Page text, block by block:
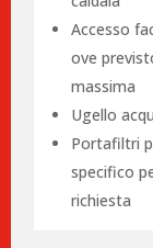
Accesso
ove
massima
Ugello
Portafiltri
specifico
richiesta